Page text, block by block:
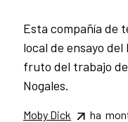
Esta compañía de
local de ensayo
fruto del trabajo de
Nogales.
Moby Dick
ha